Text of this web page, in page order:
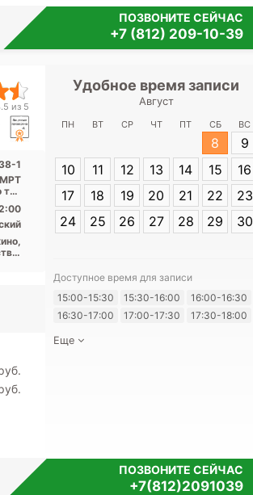
ПОЗВОНИТЕ СЕЙЧАС
+7 (812) 209-10-39
из 5
1
МРТ
...
Удобное время записи
Август
ПН ВТ СР ЧТ ПТ СБ ВС
8
9
10
11 12 13 14 15
16
17
18 19 20 21 22
23
24
25 26 27 28 29 30
Доступное время для записи
15:00-15:30
15:30-16:00
16:00-16:30
16:30-17:00
17:00-17:30 17:30-18:00
Еще
ПОЗВОНИТЕ СЕЙЧАС
+7(812)2091039